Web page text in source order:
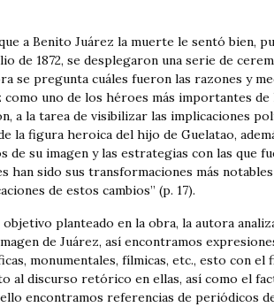
a Benito Juárez la muerte le sentó bien,
de 1872, se desplegaron una serie de
se pregunta cuáles fueron las razones y
como uno de los héroes más importantes
a la tarea de visibilizar las implicaciones
la figura heroica del hijo de Guelatao,
de su imagen y las estrategias con las que
han sido sus transformaciones más notables
de estos cambios” (p. 17).
planteado en la obra, la autora
de Juárez, así encontramos
monumentales, fílmicas, etc., esto con el
al discurso retórico en ellas, así como el
encontramos referencias de periódicos